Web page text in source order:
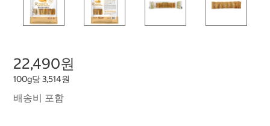
22,490원
100g당 3,514원
배송비 포함